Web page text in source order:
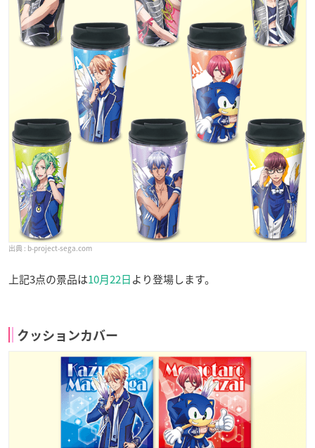
b-project-sega.com
上記3点の景品は10月22日より登場します。
クッションカバー